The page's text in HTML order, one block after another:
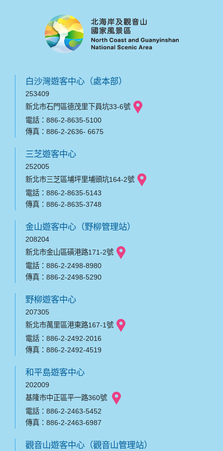
白沙灣遊客中心（處本部）
253409
新北市石門區德茂里下員坑33-6號
電話：886-2-8635-5100
傳真：886-2-2636- 6675
三芝遊客中心
252005
新北市三芝區埔坪里埔頭坑164-2號
電話：886-2-8635-5143
傳真：886-2-8635-3748
金山遊客中心（野柳管理站）
208204
新北市金山區磺港路171-2號
電話：886-2-2498-8980
傳真：886-2-2498-5290
野柳遊客中心
207305
新北市萬里區港東路167-1號
電話：886-2-2492-2016
傳真：886-2-2492-4519
和平島遊客中心
202009
基隆市中正區平一路360號
電話：886-2-2463-5452
傳真：886-2-2463-6987
觀音山遊客中心（觀音山管理站）